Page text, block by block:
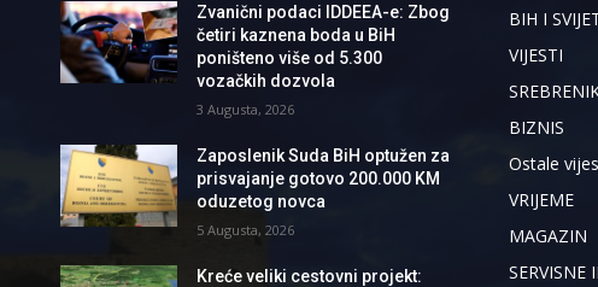
Zvanični podaci IDDEEA-e: Zbog
četiri kaznena boda u BiH
poništeno više od 5.300
vozačkih dozvola
3 Augusta, 2026
Zaposlenik Suda BiH optužen za
prisvajanje gotovo 200.000 KM
oduzetog novca
5 Augusta, 2026
Kreće veliki cestovni projekt:
BIH I
VIJESTI
BIZNIS
Ostale
VRIJEME
MAGAZIN
SERVISNE